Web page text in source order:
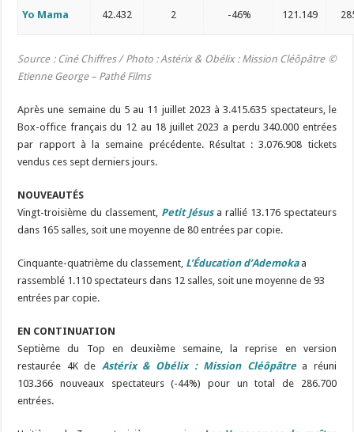
Yo Mama 42.432 2 -46% 121.149
Source : Ciné Chiffres / Photo : Astérix & Obélix : Mission Cléôpâtre ©
Etienne George – Pathé Films
Après une semaine du 5 au 11 juillet 2023 à 3.415.635 spectateurs, le
Box-office français du 12 au 18 juillet 2023 a perdu 340.000 entrées
par rapport à la semaine précédente. Résultat : 3.076.908 tickets
vendus ces sept derniers jours.
NOUVEAUTÉS
Vingt-troisième du classement, Petit Jésusa rallié 13.176 spectateurs
dans 165 salles, soit une moyenne de 80 entrées par copie.
Cinquante-quatrième du classement, L’Éducation d’Ademokaa
rassemblé 1.110 spectateurs dans 12 salles, soit une moyenne de 93
entrées par copie.
EN CONTINUATION
Septième du Top en deuxième semaine, la reprise en version
restaurée 4K de Astérix & Obélix : Mission Cléôpâtrea réuni
103.366 nouveaux spectateurs (-44%) pour un total de 286.700
entrées.